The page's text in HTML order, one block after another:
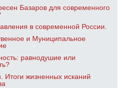
Базаров для современного
в современной России.
и Муниципальное
равнодушие или
Итоги жизненных исканий